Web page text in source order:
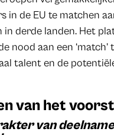
in de EU te matchen
in derde landen. Het
nood aan een ‘match’
talent en de
van het
van